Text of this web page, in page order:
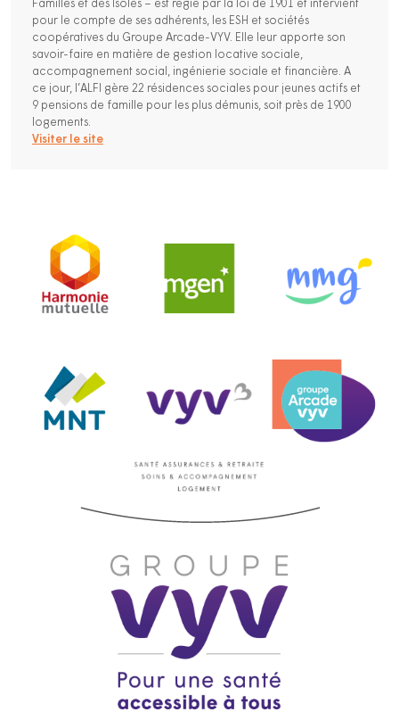
Familles et des Isolés – est régie par la loi de 1901 et intervient
pour le compte de ses adhérents, les ESH et sociétés
coopératives du Groupe Arcade-VYV. Elle leur apporte son
savoir-faire en matière de gestion locative sociale,
accompagnement social, ingénierie sociale et financière. A
ce jour, l’ALFI gère 22 résidences sociales pour jeunes actifs et
9 pensions de famille pour les plus démunis, soit près de 1900
logements.
Visiter le site